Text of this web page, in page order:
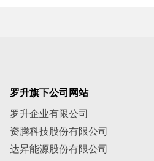
罗升旗下公司网站
罗升企业有限公司
资腾科技股份有限公司
达昇能源股份有限公司